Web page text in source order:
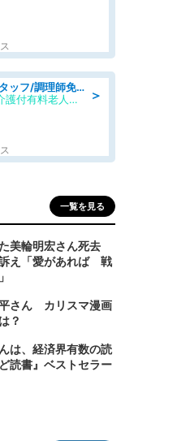
＞
「残業ほぼなし」調理スタッフ/調理師免許必須/正職員/日勤のみ/介護付き有料老人ホーム/社会保障完備
群馬郵便逓送 株式会社/介護付有料老人ホーム ふる里
一覧を見る
美輪明宏さん死去
え「愛があれば 戦
さん カリスマ漫画
？
は、経済界有数の読
読書』ベストセラー